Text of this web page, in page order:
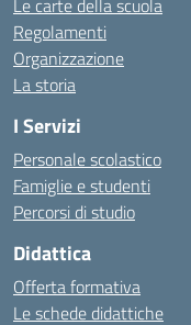
Le carte della scuola
Regolamenti
Organizzazione
La storia
I Servizi
Personale scolastico
Famiglie e studenti
Percorsi di studio
Didattica
Offerta formativa
Le schede didattiche